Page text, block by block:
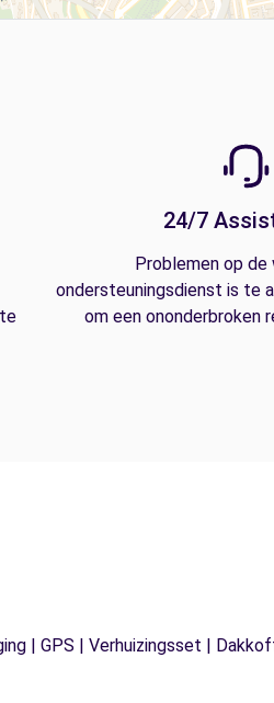
24/7
Problemen op de
ondersteuningsdienst is te
om een ononderbroken
| GPS | Verhuizingsset |